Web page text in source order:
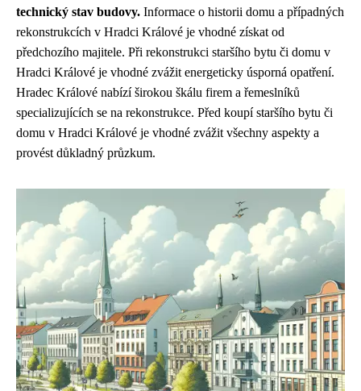
technický stav budovy. Informace o historii domu a případných
rekonstrukcích v Hradci Králové je vhodné získat od
předchozího majitele. Při rekonstrukci staršího bytu či domu v
Hradci Králové je vhodné zvážit energeticky úsporná opatření.
Hradec Králové nabízí širokou škálu firem a řemeslníků
specializujících se na rekonstrukce. Před koupí staršího bytu či
domu v Hradci Králové je vhodné zvážit všechny aspekty a
provést důkladný průzkum.